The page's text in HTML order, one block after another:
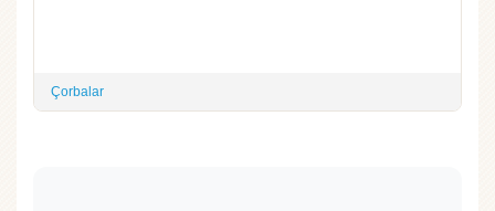
Çorbalar